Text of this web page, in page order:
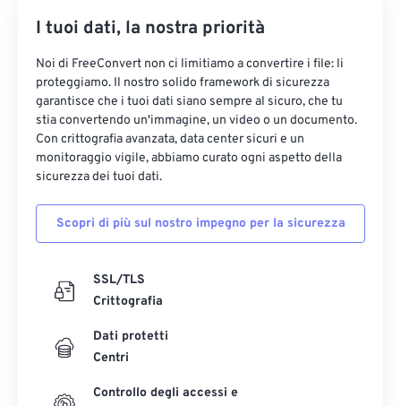
I tuoi dati, la nostra priorità
Noi di FreeConvert non ci limitiamo a convertire i file: li
proteggiamo. Il nostro solido framework di sicurezza
garantisce che i tuoi dati siano sempre al sicuro, che tu
stia convertendo un'immagine, un video o un documento.
Con crittografia avanzata, data center sicuri e un
monitoraggio vigile, abbiamo curato ogni aspetto della
sicurezza dei tuoi dati.
Scopri di più sul nostro impegno per la sicurezza
SSL/TLS
Crittografia
Dati protetti
Centri
Controllo degli accessi e